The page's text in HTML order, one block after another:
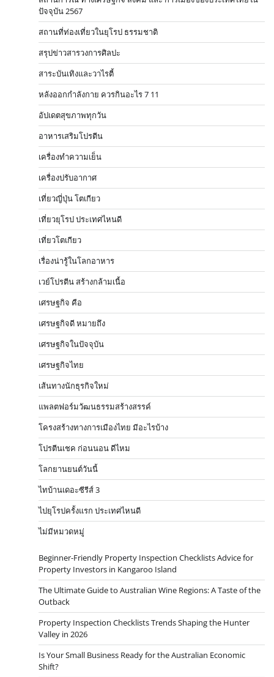
ปัจจุบัน 2567
สถานที่ท่องเที่ยวในยุโรป ธรรมชาติ
สรุปข่าวสารวงการศิลปะ
สาระบันเทิงและวาไรตี้
หลังออกกําลังกาย ควรกินอะไร 7 11
อัปเดตสุขภาพทุกวัน
อาหารเสริมโปรตีน
เครื่องทำความเย็น
เครื่องปรับอากาศ
เที่ยวญี่ปุ่น โตเกียว
เที่ยวยุโรป ประเทศไหนดี
เที่ยวโตเกียว
เรื่องน่ารู้ในโลกอาหาร
เวย์โปรตีน สร้างกล้ามเนื้อ
เศรษฐกิจ คือ
เศรษฐกิจดี หมายถึง
เศรษฐกิจในปัจจุบัน
เศรษฐกิจไทย
เส้นทางนักธุรกิจใหม่
แพลตฟอร์มวัฒนธรรมสร้างสรรค์
โครงสร้างทางการเมืองไทย มีอะไรบ้าง
โปรตีนเชค ก่อนนอน ดีไหม
โลกยานยนต์วันนี้
ไทบ้านเดอะซีรีส์ 3
ไปยุโรปครั้งแรก ประเทศไหนดี
ไม่มีหมวดหมู่
Beginner-Friendly Property Inspection Checklists Advice for
Property Investors in Kangaroo Island
The Ultimate Guide to Australian Wine Regions: A Taste of the
Outback
Property Inspection Checklists Trends Shaping the Hunter
Valley in 2026
Is Your Small Business Ready for the Australian Economic
Shift?